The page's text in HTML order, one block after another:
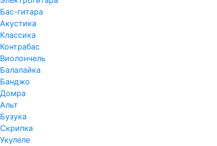
Бас-гитара
Акустика
Классика
Контрабас
Виолончель
Балалайка
Банджо
Домра
Альт
Бузука
Скрипка
Укулеле